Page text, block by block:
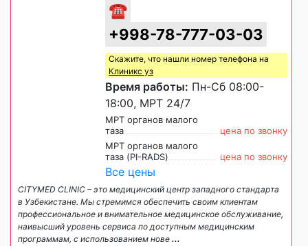
☎
+998-78-777-03-03
Скажите, что нашли номер телефона на
Клиникс уз
Время работы: Пн-Сб 08:00-
18:00, МРТ 24/7
МРТ органов малого
таза
цена по звонку
МРТ органов малого
таза (PI-RADS)
цена по звонку
Все цены
CITYMED CLINIC – это медицинский центр западного стандарта
в Узбекистане. Мы стремимся обеспечить своим клиентам
профессиональное и внимательное медицинское обслуживание,
наивысший уровень сервиса по доступным медицинским
программам, с использованием нове ...